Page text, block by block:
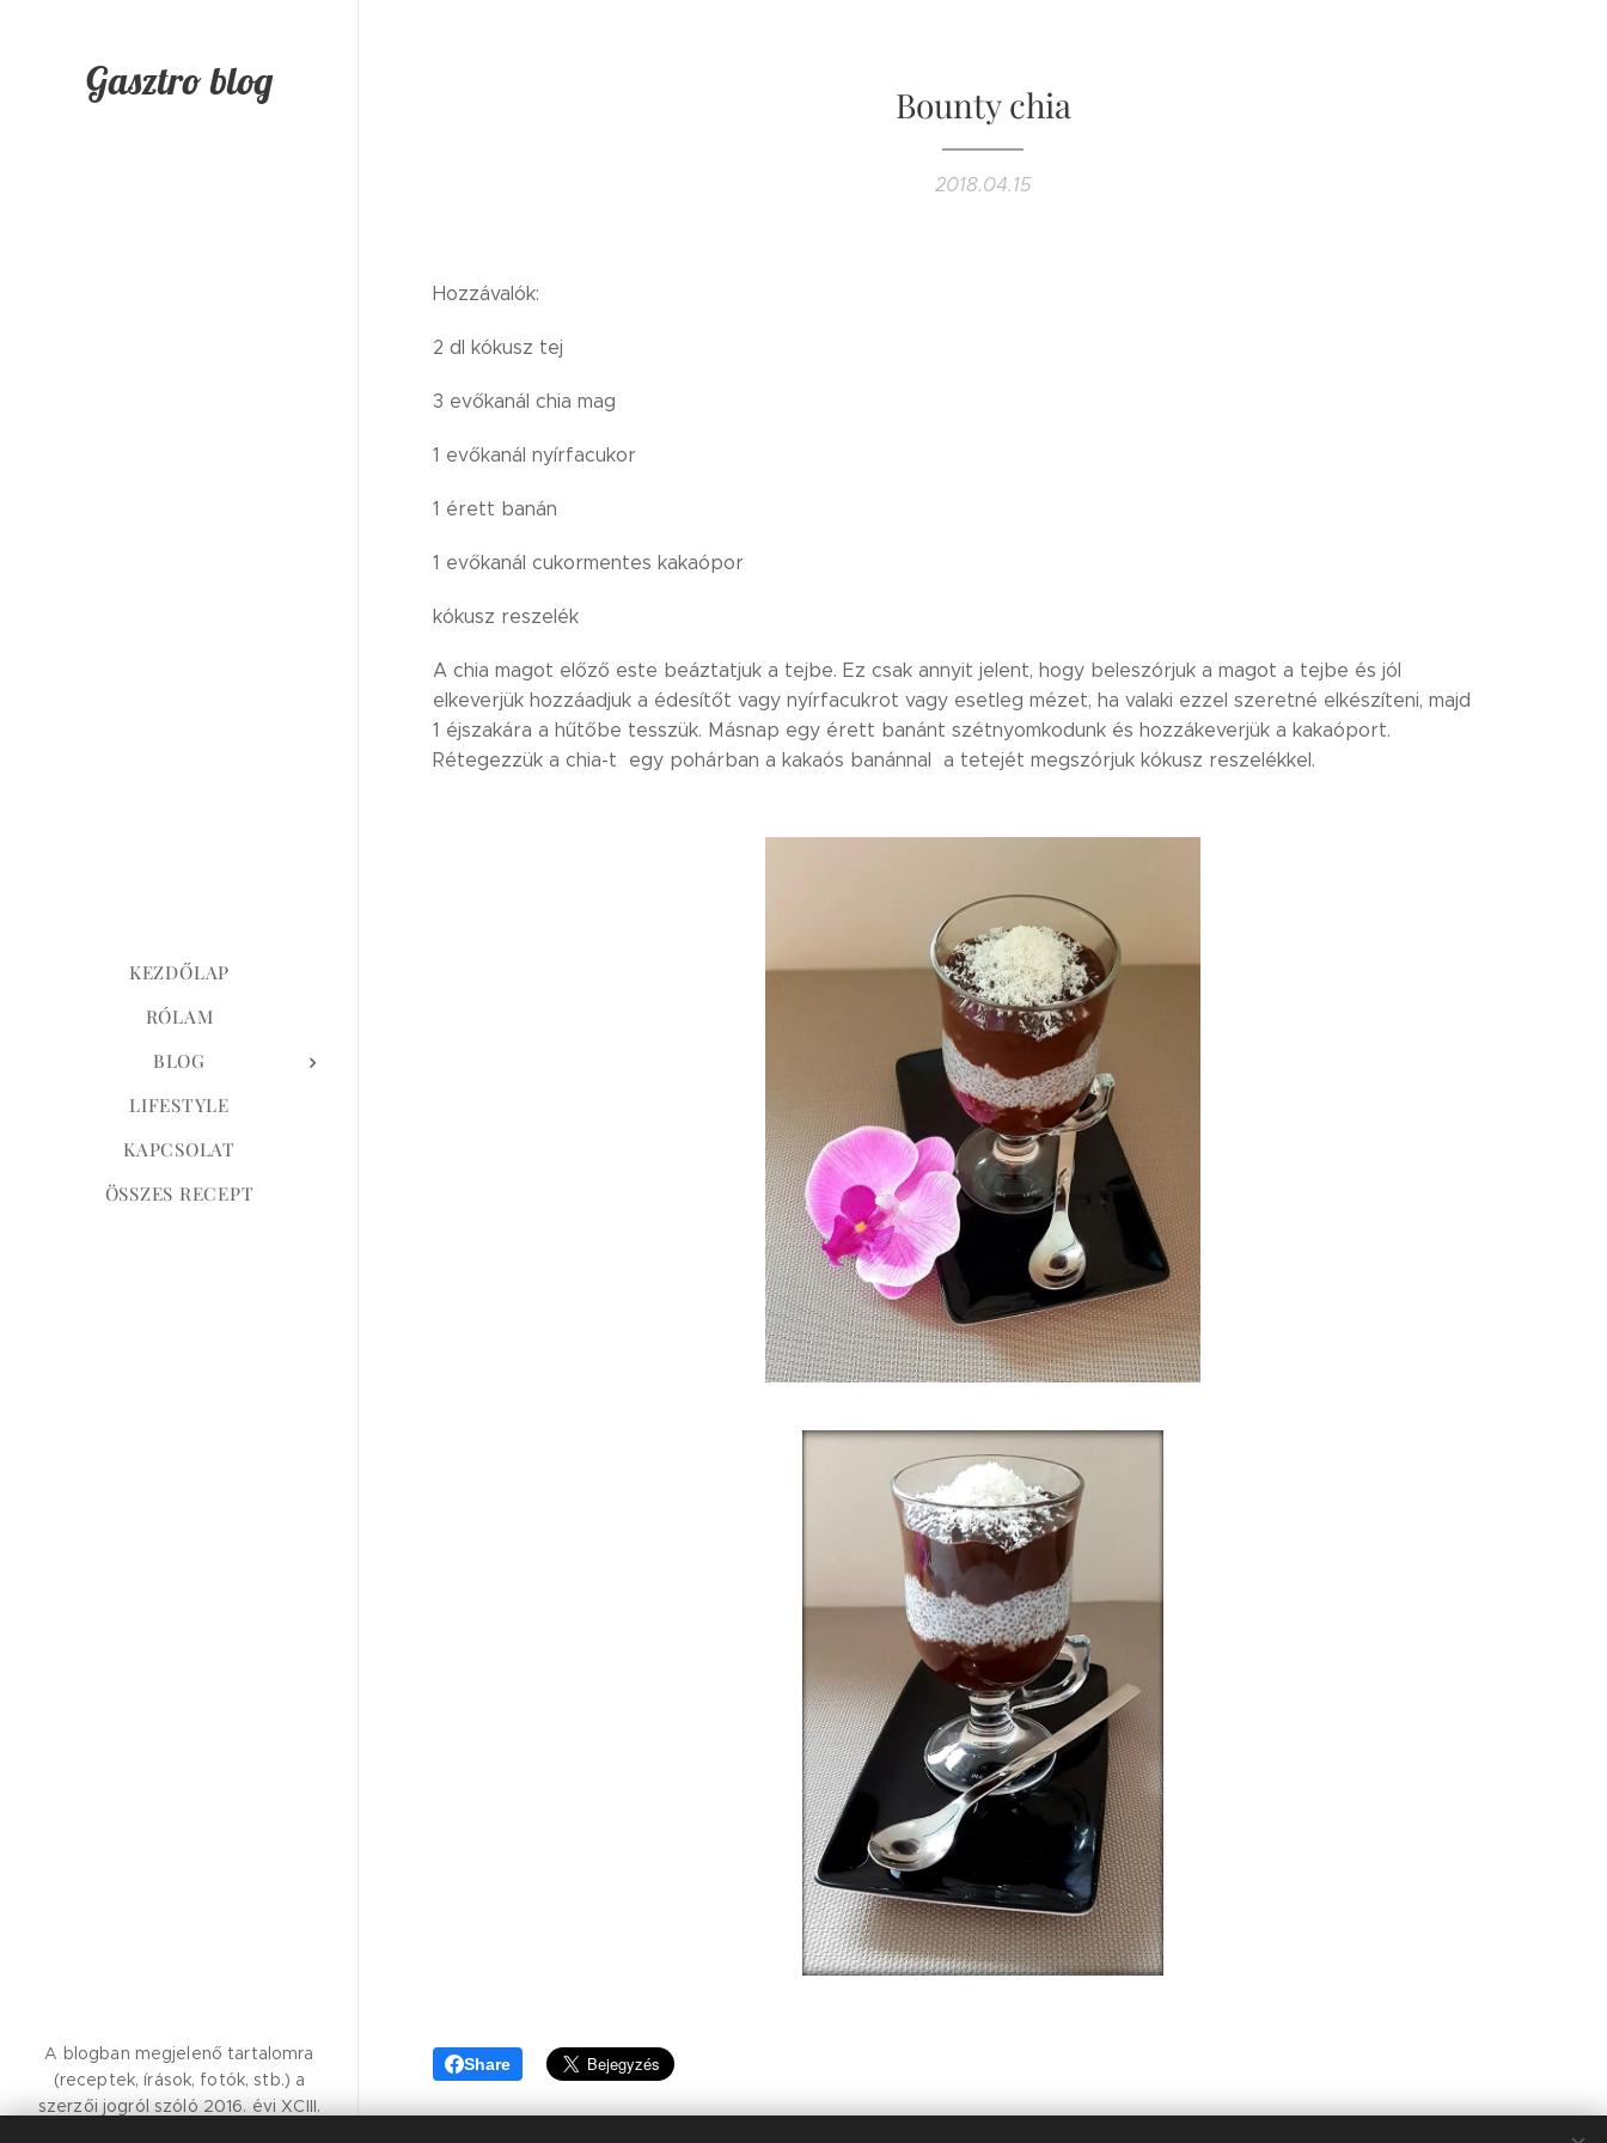
Gasztro blog
KEZDŐLAP
RÓLAM
BLOG
LIFESTYLE
KAPCSOLAT
ÖSSZES RECEPT
Bounty chia
2018.04.15
Hozzávalók:
2 dl kókusz tej
3 evőkanál chia mag
1 evőkanál nyírfacukor
1 érett banán
1 evőkanál cukormentes kakaópor
kókusz reszelék
A chia magot előző este beáztatjuk a tejbe. Ez csak annyit jelent, hogy beleszórjuk a magot a tejbe és jól
elkeverjük hozzáadjuk a édesítőt vagy nyírfacukrot vagy esetleg mézet, ha valaki ezzel szeretné elkészíteni, majd
1 éjszakára a hűtőbe tesszük. Másnap egy érett banánt szétnyomkodunk és hozzákeverjük a kakaóport.
Rétegezzük a chia-t egy pohárban a kakaós banánnal a tetejét megszórjuk kókusz reszelékkel.
Share
A blogban megjelenő tartalomra
(receptek, írások, fotók, stb.) a
szerzői jogról szóló 2016. évi XCIII.